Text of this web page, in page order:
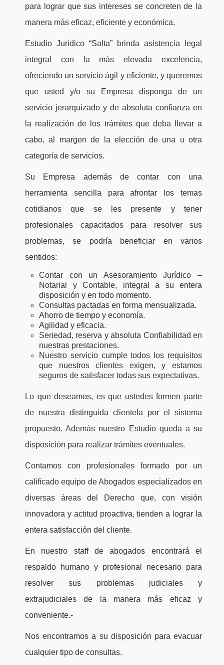
para lograr que sus intereses se concreten de la
manera más eficaz, eficiente y económica.
Estudio Jurídico “Salta” brinda asistencia legal
integral con la más elevada excelencia,
ofreciendo un servicio ágil y eficiente, y queremos
que usted y/o su Empresa disponga de un
servicio jerarquizado y de absoluta confianza en
la realización de los trámites que deba llevar a
cabo, al margen de la elección de una u otra
categoría de servicios.
Su Empresa además de contar con una
herramienta sencilla para afrontar los temas
cotidianos que se les presente y tener
profesionales capacitados para resolver sus
problemas, se podría beneficiar en varios
sentidos:
Contar con un Asesoramiento Jurídico –
Notarial y Contable, integral a su entera
disposición y en todo momento.
Consultas pactadas en forma mensualizada.
Ahorro de tiempo y economía.
Agilidad y eficacia.
Seriedad, reserva y absoluta Confiabilidad en
nuestras prestaciones.
Nuestro servicio cumple todos los requisitos
que nuestros clientes exigen, y estamos
seguros de satisfacer todas sus expectativas.
Lo que deseamos, es que ustedes formen parte
de nuestra distinguida clientela por el sistema
propuesto. Además nuestro Estudio queda a su
disposición para realizar trámites eventuales.
Contamos con profesionales formado por un
calificado equipo de Abogados especializados en
diversas áreas del Derecho que, con visión
innovadora y actitud proactiva, tienden a lograr la
entera satisfacción del cliente.
En nuestro staff de abogados encontrará el
respaldo humano y profesional necesario para
resolver sus problemas judiciales y
extrajudiciales de la manera más eficaz y
conveniente.-
Nos encontramos a su disposición para evacuar
cualquier tipo de consultas.